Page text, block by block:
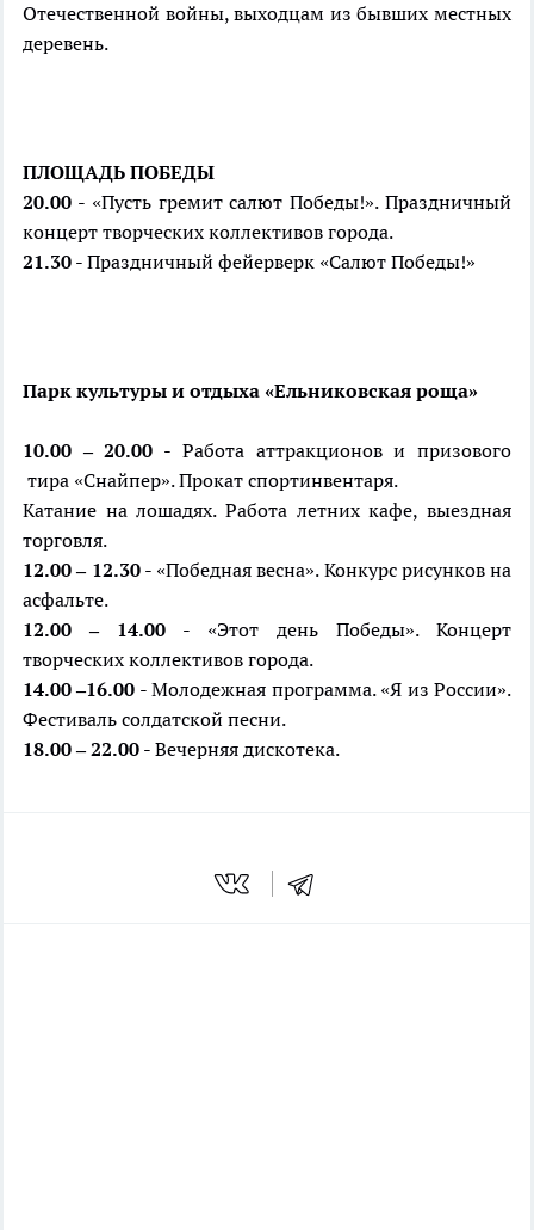
Отечественной войны, выходцам из бывших местных
деревень.
ПЛОЩАДЬ ПОБЕДЫ
20.00 - «Пусть гремит салют Победы!». Праздничный
концерт творческих коллективов города.
21.30 - Праздничный фейерверк «Салют Победы!»
Парк культуры и отдыха «Ельниковская роща»
10.00 – 20.00 - Работа аттракционов и призового
тира «Снайпер». Прокат спортинвентаря.
Катание на лошадях. Работа летних кафе, выездная
торговля.
12.00 – 12.30- «Победная весна». Конкурс рисунков на
асфальте.
12.00 – 14.00 - «Этот день Победы». Концерт
творческих коллективов города.
14.00 –16.00 - Молодежная программа. «Я из России».
Фестиваль солдатской песни.
18.00 – 22.00 - Вечерняя дискотека.